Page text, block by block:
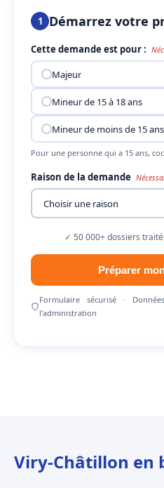
1 Démarrez votre
Cette demande est pour :
Majeur
Mineur de 15 à 18 ans
Mineur de moins de 15 ans
Pour une personne qui a 15 ans,
Raison de la demande
✓ 50 000+ dossiers
Préparer
Formulaire sécurisé ·
l'administration
Viry-Châtillon en